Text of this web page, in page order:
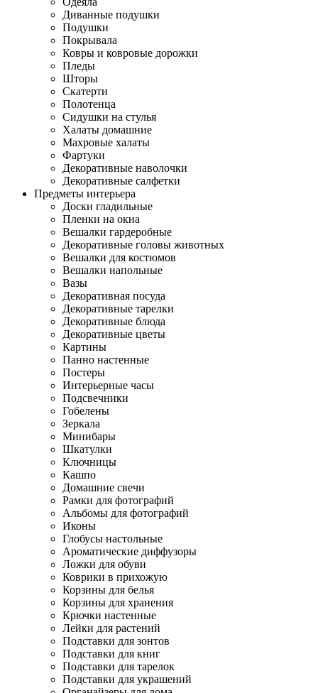
Диванные подушки
Подушки
Покрывала
Ковры и ковровые дорожки
Пледы
Шторы
Скатерти
Полотенца
Сидушки на стулья
Халаты домашние
Махровые халаты
Фартуки
Декоративные наволочки
Декоративные салфетки
Предметы интерьера
Доски гладильные
Пленки на окна
Вешалки гардеробные
Декоративные головы животных
Вешалки для костюмов
Вешалки напольные
Вазы
Декоративная посуда
Декоративные тарелки
Декоративные блюда
Декоративные цветы
Картины
Панно настенные
Постеры
Интерьерные часы
Подсвечники
Гобелены
Зеркала
Минибары
Шкатулки
Ключницы
Кашпо
Домашние свечи
Рамки для фотографий
Альбомы для фотографий
Иконы
Глобусы настольные
Ароматические диффузоры
Ложки для обуви
Коврики в прихожую
Корзины для белья
Корзины для хранения
Крючки настенные
Лейки для растений
Подставки для зонтов
Подставки для книг
Подставки для тарелок
Подставки для украшений